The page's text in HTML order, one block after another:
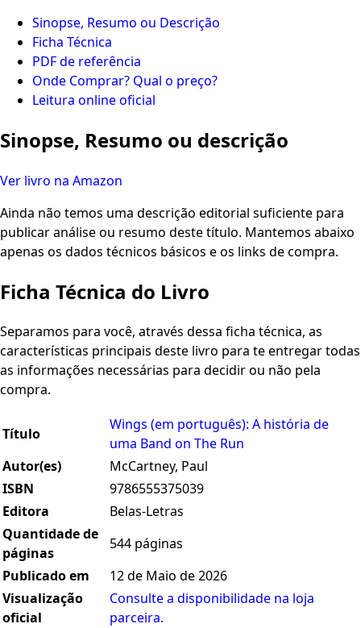
Sinopse, Resumo ou Descrição
Ficha Técnica
PDF de referência
Onde Comprar? Qual o preço?
Leitura online oficial
Sinopse, Resumo ou descrição
Ver livro na Amazon
Ainda não temos uma descrição editorial suficiente para
publicar análise ou resumo deste título. Mantemos abaixo
apenas os dados técnicos básicos e os links de compra.
Ficha Técnica do Livro
Separamos para você, através dessa ficha técnica, as
características principais deste livro para te entregar todas
as informações necessárias para decidir ou não pela
compra.
Título
Wings (em português): A história de
uma Band on The Run
Autor(es)
McCartney, Paul
ISBN
9786555375039
Editora
Belas-Letras
Quantidade de
páginas
544 páginas
Publicado em
12 de Maio de 2026
Visualização
oficial
Consulte a disponibilidade na loja
parceira.